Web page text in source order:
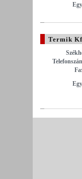
Termik